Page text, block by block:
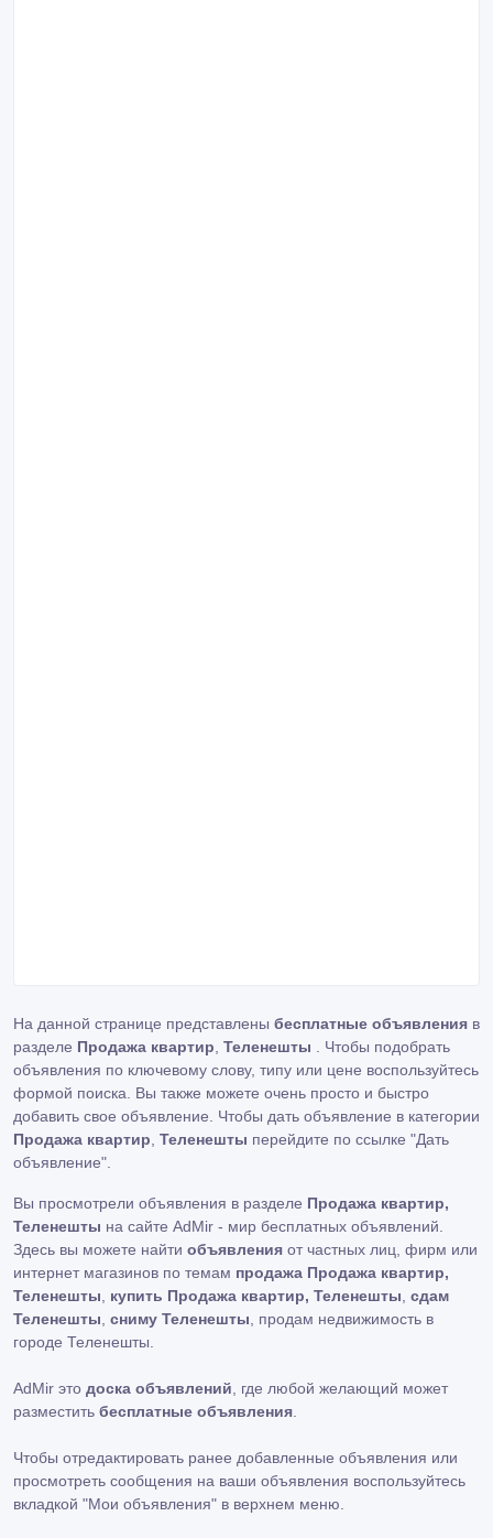
На данной странице представлены бесплатные объявления в
разделе Продажа квартир Теленешты . Чтобы подобрать
объявления по ключевому слову, типу или цене воспользуйтесь
формой поиска. Вы также можете очень просто и быстро
добавить свое объявление. Чтобы дать объявление в категории
Продажа квартир Теленешты перейдите по ссылке "Дать
объявление"
Вы просмотрели объявления в разделе Продажа квартир,
Теленешты на сайте AdMir - мир бесплатных объявлений.
Здесь вы можете найти объявления от частных лиц, фирм или
интернет магазинов по темам продажа Продажа квартир,
Теленешты
купить Продажа квартир, Теленешты сдам
Теленешты сниму Теленешты , продам недвижимость в
городе Теленешты.
AdMir это доска объявлений , где любой желающий может
разместить бесплатные объявления
Чтобы отредактировать ранее добавленные объявления или
просмотреть сообщения на ваши объявления воспользуйтесь
вкладкой "Мои объявления" в верхнем меню.